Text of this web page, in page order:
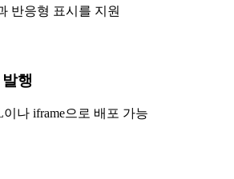
반응형 표시를 지원
행
나 iframe으로 배포 가능